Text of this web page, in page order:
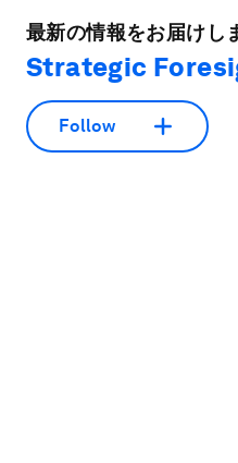
最新の情報をお届けし
Strategic
Follow